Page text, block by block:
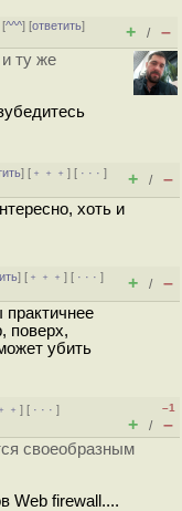
[^^^] [ответить]
+ / –
ту же
] [ ﹢﹢﹢] [ · · ·]
+ / –
хоть и
] [ ﹢﹢﹢] [ · · ·]
+ / –
практичнее
поверх,
убить
] [ · · ·]
–1
+ / –
своеобразным
Web firewall....